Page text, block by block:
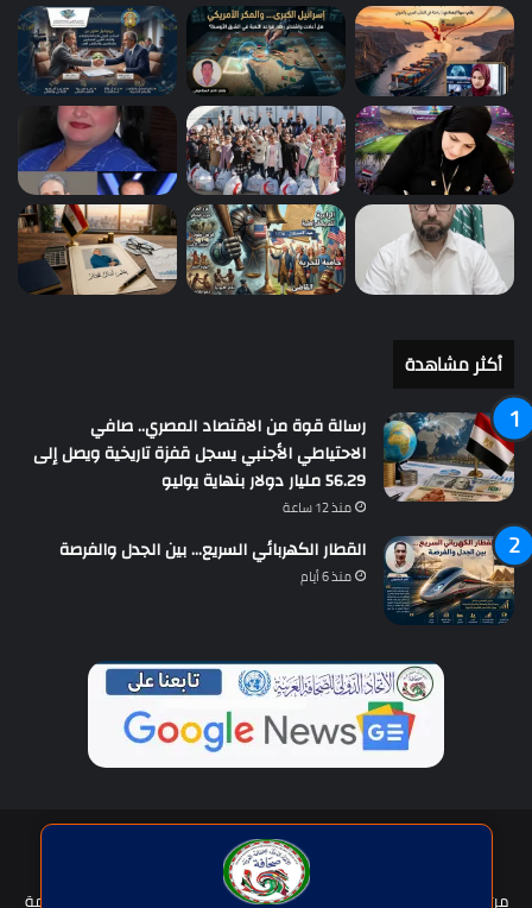
أكثر مشاهدة
رسالة قوة من الاقتصاد المصري.. صافي
الاحتياطي الأجنبي يسجل قفزة تاريخية ويصل إلى
56.29 مليار دولار بنهاية يوليو
منذ 12 ساعة
القطار الكهربائي السريع… بين الجدل والفرصة
منذ 6 أيام
حقوق النشر © | جميع الحقوق محفوظة للاتحاد الدولى للصحافة العربية
2026
من نحن؟
عضوية الإتحاد سياسة الخصوصية شروط الخدمة